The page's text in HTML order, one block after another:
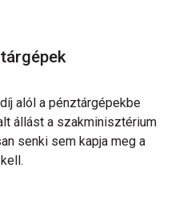
alól a pénztárgépekbe
állást a szakminisztérium
senki sem kapja meg a